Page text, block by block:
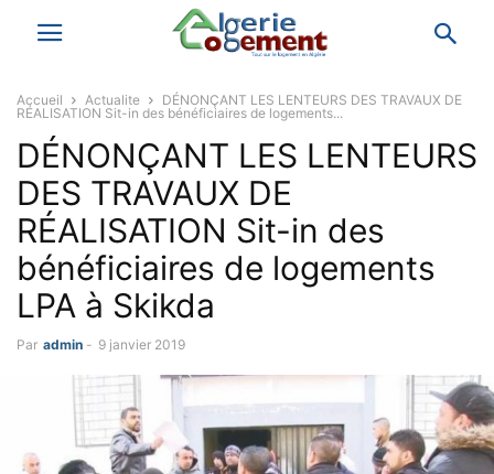
Accueil Actualite
DÉNONÇANT LES LENTEURS DES TRAVAUX DE
RÉALISATION Sit-in des bénéficiaires de logements...
DÉNONÇANT LES LENTEURS
DES TRAVAUX DE
RÉALISATION Sit-in des
bénéficiaires de logements
LPA à Skikda
Par admin - 9 janvier 2019